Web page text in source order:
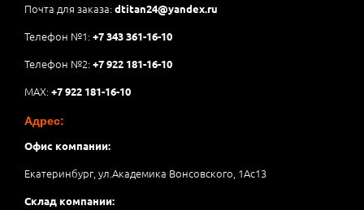
Почта для заказа:dtitan24@yandex.ru
Телефон №1:+7 343 361-16-10
Телефон №2:+7 922 181-16-10
MAX:+7 922 181-16-10
Адрес:
Офис компании:
Екатеринбург, ул.Академика Вонсовского, 1Аc13
Склад компании: